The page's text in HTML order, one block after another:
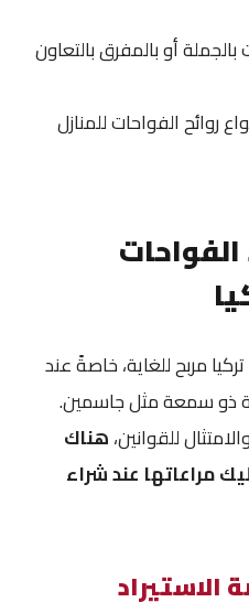
روائح الفواحات للمنازل
مربح للغاية، خاصةً عند
ذو سمعة مثل جاسمين.
للقوانين،هناك
مراعاتها عند شراء